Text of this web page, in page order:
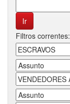
Filtros correntes: